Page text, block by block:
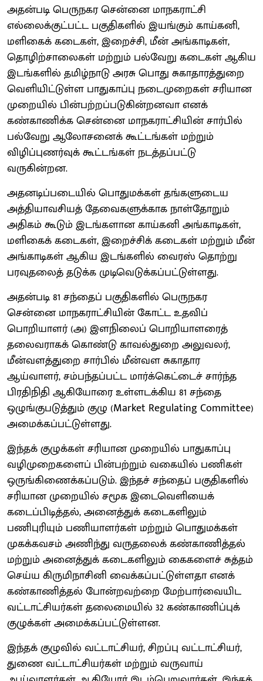
அதன்படி பெருநகர சென்னை மாநகராட்சி
எல்லைக்குட்பட்ட பகுதிகளில் இயங்கும் காய்கனி,
மளிகைக் கடைகள், இறைச்சி, மீன் அங்காடிகள்,
தொழிற்சாலைகள் மற்றும் பல்வேறு கடைகள் ஆகிய
இடங்களில் தமிழ்நாடு அரசு பொது சுகாதாரத்துறை
வெளியிட்டுள்ள பாதுகாப்பு நடைமுறைகள் சரியான
முறையில் பின்பற்றப்படுகின்றனவா எனக்
கண்காணிக்க சென்னை மாநகராட்சியின் சார்பில்
பல்வேறு ஆலோசனைக் கூட்டங்கள் மற்றும்
விழிப்புணர்வுக் கூட்டங்கள் நடத்தப்பட்டு
வருகின்றன.
அதனடிப்படையில் பொதுமக்கள் தங்களுடைய
அத்தியாவசியத் தேவைகளுக்காக நாள்தோறும்
அதிகம் கூடும் இடங்களான காய்கனி அங்காடிகள்,
மளிகைக் கடைகள், இறைச்சிக் கடைகள் மற்றும் மீன்
அங்காடிகள் ஆகிய இடங்களில் வைரஸ் தொற்று
பரவுதலைத் தடுக்க முடிவெடுக்கப்பட்டுள்ளது.
அதன்படி 81 சந்தைப் பகுதிகளில் பெருநகர
சென்னை மாநகராட்சியின் கோட்ட உதவிப்
பொறியாளர் (அ) இளநிலைப் பொறியாளரைத்
தலைவராகக் கொண்டு காவல்துறை அலுவலர்,
மீன்வளத்துறை சார்பில் மீன்வள சுகாதார
ஆய்வாளர், சம்பந்தப்பட்ட மார்க்கெட்டைச் சார்ந்த
பிரதிநிதி ஆகியோரை உள்ளடக்கிய 81 சந்தை
ஒழுங்குபடுத்தும் குழு (Market Regulating Committee)
அமைக்கப்பட்டுள்ளது.
இந்தக் குழுக்கள் சரியான முறையில் பாதுகாப்பு
வழிமுறைகளைப் பின்பற்றும் வகையில் பணிகள்
ஒருங்கிணைக்கப்படும். இந்தச் சந்தைப் பகுதிகளில்
சரியான முறையில் சமூக இடைவெளியைக்
கடைப்பிடித்தல், அனைத்துக் கடைகளிலும்
பணிபுரியும் பணியாளர்கள் மற்றும் பொதுமக்கள்
முகக்கவசம் அணிந்து வருதலைக் கண்காணித்தல்
மற்றும் அனைத்துக் கடைகளிலும் கைகளைச் சுத்தம்
செய்ய கிருமிநாசினி வைக்கப்பட்டுள்ளதா எனக்
கண்காணித்தல் போன்றவற்றை மேற்பார்வையிட
வட்டாட்சியர்கள் தலைமையில் 32 கண்காணிப்புக்
குழுக்கள் அமைக்கப்பட்டுள்ளன.
இந்தக் குழுவில் வட்டாட்சியர், சிறப்பு வட்டாட்சியர்,
துணை வட்டாட்சியர்கள் மற்றும் வருவாய்